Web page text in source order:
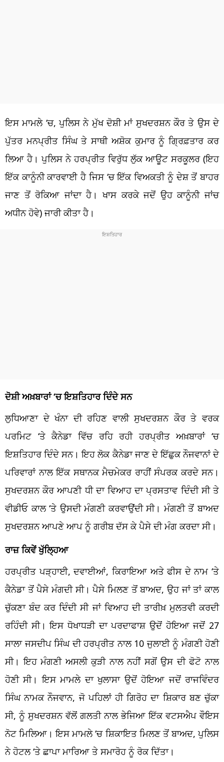
ਇਸ ਮਾਮਲੇ ‘ਚ, ਪੁਲਿਸ ਨੇ ਮੁੱਖ ਦੋਸ਼ੀ ਮਾਂ ਸੁਖਦਰਸ਼ਨ ਕੌਰ ਤੇ ਉਸ ਦੇ
ਪੁੱਤਰ ਮਨਪ੍ਰੀਤ ਸਿੰਘ ਤੇ ਸਾਥੀ ਅਸ਼ੋਕ ਕੁਮਾਰ ਨੂੰ ਗ੍ਰਿਫ਼ਤਾਰ ਕਰ
ਲਿਆ ਹੈ। ਪੁਲਿਸ ਨੇ ਹਰਪ੍ਰੀਤ ਵਿਰੁੱਧ ਲੁੱਕ ਆਊਟ ਸਰਕੂਲਰ (ਇਹ
ਇੱਕ ਕਾਨੂੰਨੀ ਕਾਰਵਾਈ ਹੈ ਜਿਸ ‘ਚ ਇੱਕ ਵਿਅਕਤੀ ਨੂੰ ਦੇਸ਼ ਤੋਂ ਬਾਹਰ
ਜਾਣ ਤੋਂ ਰੋਕਿਆ ਜਾਂਦਾ ਹੈ। ਖਾਸ ਕਰਕੇ ਜਦੋਂ ਉਹ ਕਾਨੂੰਨੀ ਜਾਂਚ
ਅਧੀਨ ਹੋਵੇ) ਜਾਰੀ ਕੀਤਾ ਹੈ।
ਦੋਸ਼ੀ ਅਖ਼ਬਾਰਾਂ ‘ਚ ਇਸ਼ਤਿਹਾਰ ਦਿੰਦੇ ਸਨ
ਲੁਧਿਆਣਾ ਦੇ ਖੰਨਾ ਦੀ ਰਹਿਣ ਵਾਲੀ ਸੁਖਦਰਸ਼ਨ ਕੌਰ ਤੇ ਵਰਕ
ਪਰਮਿਟ ‘ਤੇ ਕੈਨੇਡਾ ਵਿੱਚ ਰਹਿ ਰਹੀ ਹਰਪ੍ਰੀਤ ਅਖ਼ਬਾਰਾਂ ‘ਚ
ਇਸ਼ਤਿਹਾਰ ਦਿੰਦੇ ਸਨ। ਇਹ ਲੋਕ ਕੈਨੇਡਾ ਜਾਣ ਦੇ ਇੱਛੁਕ ਨੌਜਵਾਨਾਂ ਦੇ
ਪਰਿਵਾਰਾਂ ਨਾਲ ਇੱਕ ਸਥਾਨਕ ਮੈਚਮੇਕਰ ਰਾਹੀਂ ਸੰਪਰਕ ਕਰਦੇ ਸਨ।
ਸੁਖਦਰਸ਼ਨ ਕੌਰ ਆਪਣੀ ਧੀ ਦਾ ਵਿਆਹ ਦਾ ਪ੍ਰਸਤਾਵ ਦਿੰਦੀ ਸੀ ਤੇ
ਵੀਡੀਓ ਕਾਲ ‘ਤੇ ਉਸਦੀ ਮੰਗਣੀ ਕਰਵਾਉਂਦੀ ਸੀ। ਮੰਗਣੀ ਤੋਂ ਬਾਅਦ
ਸੁਖਦਰਸ਼ਨ ਆਪਣੇ ਆਪ ਨੂੰ ਗਰੀਬ ਦੱਸ ਕੇ ਪੈਸੇ ਦੀ ਮੰਗ ਕਰਦਾ ਸੀ।
ਰਾਜ਼ ਕਿਵੇਂ ਖੁੱਲ੍ਹਿਆ
ਹਰਪ੍ਰੀਤ ਪੜ੍ਹਾਈ, ਦਵਾਈਆਂ, ਕਿਰਾਇਆ ਅਤੇ ਫੀਸ ਦੇ ਨਾਮ ‘ਤੇ
ਕੈਨੇਡਾ ਤੋਂ ਪੈਸੇ ਮੰਗਦੀ ਸੀ। ਪੈਸੇ ਮਿਲਣ ਤੋਂ ਬਾਅਦ, ਉਹ ਜਾਂ ਤਾਂ ਕਾਲ
ਚੁੱਕਣਾ ਬੰਦ ਕਰ ਦਿੰਦੀ ਸੀ ਜਾਂ ਵਿਆਹ ਦੀ ਤਾਰੀਖ਼ ਮੁਲਤਵੀ ਕਰਦੀ
ਰਹਿੰਦੀ ਸੀ। ਇਸ ਧੋਖਾਧੜੀ ਦਾ ਪਰਦਾਫਾਸ਼ ਉਦੋਂ ਹੋਇਆ ਜਦੋਂ 27
ਸਾਲਾ ਜਸਦੀਪ ਸਿੰਘ ਦੀ ਹਰਪ੍ਰੀਤ ਨਾਲ 10 ਜੁਲਾਈ ਨੂੰ ਮੰਗਣੀ ਹੋਣੀ
ਸੀ। ਇਹ ਮੰਗਣੀ ਅਸਲੀ ਕੁੜੀ ਨਾਲ ਨਹੀਂ ਸਗੋਂ ਉਸ ਦੀ ਫੋਟੋ ਨਾਲ
ਹੋਣੀ ਸੀ। ਇਸ ਮਾਮਲੇ ਦਾ ਖੁਲਾਸਾ ਉਦੋਂ ਹੋਇਆ ਜਦੋਂ ਰਾਜਵਿੰਦਰ
ਸਿੰਘ ਨਾਮਕ ਨੌਜਵਾਨ, ਜੋ ਪਹਿਲਾਂ ਹੀ ਗਿਰੋਹ ਦਾ ਸ਼ਿਕਾਰ ਬਣ ਚੁੱਕਾ
ਸੀ, ਨੂੰ ਸੁਖਦਰਸ਼ਨ ਵੱਲੋਂ ਗਲਤੀ ਨਾਲ ਭੇਜਿਆ ਇੱਕ ਵਟਸਐਪ ਵੌਇਸ
ਨੋਟ ਮਿਲਿਆ। ਇਸ ਮਾਮਲੇ ‘ਚ ਸ਼ਿਕਾਇਤ ਮਿਲਣ ਤੋਂ ਬਾਅਦ, ਪੁਲਿਸ
ਨੇ ਹੋਟਲ ‘ਤੇ ਛਾਪਾ ਮਾਰਿਆ ਤੇ ਸਮਾਰੋਹ ਨੂੰ ਰੋਕ ਦਿੱਤਾ।